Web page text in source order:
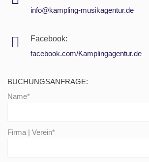
info@kampling-musikagentur.de
Facebook:
facebook.com/Kamplingagentur.de
BUCHUNGSANFRAGE:
Name*
Firma | Verein*